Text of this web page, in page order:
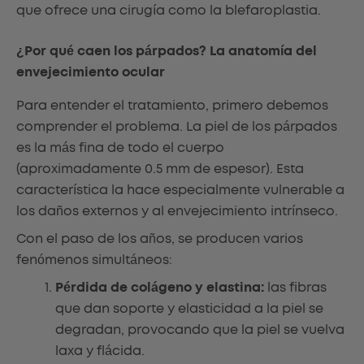
que ofrece una cirugía como la blefaroplastia.
¿Por qué caen los párpados? La anatomía del
envejecimiento ocular
Para entender el tratamiento, primero debemos
comprender el problema. La piel de los párpados
es la más fina de todo el cuerpo
(aproximadamente 0.5 mm de espesor). Esta
característica la hace especialmente vulnerable a
los daños externos y al envejecimiento intrínseco.
Con el paso de los años, se producen varios
fenómenos simultáneos:
Pérdida de colágeno y elastina: las fibras
que dan soporte y elasticidad a la piel se
degradan, provocando que la piel se vuelva
laxa y flácida.